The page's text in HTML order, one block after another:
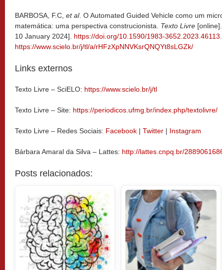
BARBOSA, F.C, et al. O Automated Guided Vehicle como um
matemática: uma perspectiva construcionista. Texto Livre
10 January 2024].
https://doi.org/10.1590/1983-3652.2023.46113
https://www.scielo.br/j/tl/a/rHFzXpNNVKsrQNQYt8sLGZk/
Links externos
Texto Livre – SciELO: https://www.scielo.br/j/tl
Texto Livre – Site: https://periodicos.ufmg.br/index.php/textolivre/
Texto Livre – Redes Sociais: Facebook | Twitter | Instagram
Bárbara Amaral da Silva – Lattes: http://lattes.cnpq.br/
Posts relacionados: